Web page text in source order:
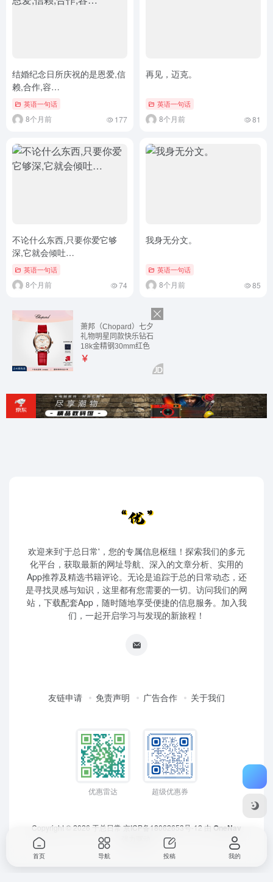
结婚纪念日所庆祝的是恩爱,信
赖,合作,容…
英语一句话
8个月前 177
再见，迈克。
英语一句话
8个月前 81
不论什么东西,只要你爱它够
深,它就会倾吐…
英语一句话
8个月前 74
我身无分文。
英语一句话
8个月前 85
欢迎来到'于总日常'，您的专属信息枢纽！探索我们的多元
化平台，获取最新的网址导航、深入的文章分析、实用的
App推荐及精选书籍评论。无论是追踪于总的日常动态，还
是寻找灵感与知识，这里都有您需要的一切。访问我们的网
站，下载配套App，随时随地享受便捷的信息服务。加入我
们，一起开启学习与发现的新旅程！
友链申请 免责声明 广告合作 关于我们
优惠雷达 超级优惠券
Copyright © 2026 于总日常 京ICP备18062653号-12 由 OneNav
首页 导航 投稿 我的